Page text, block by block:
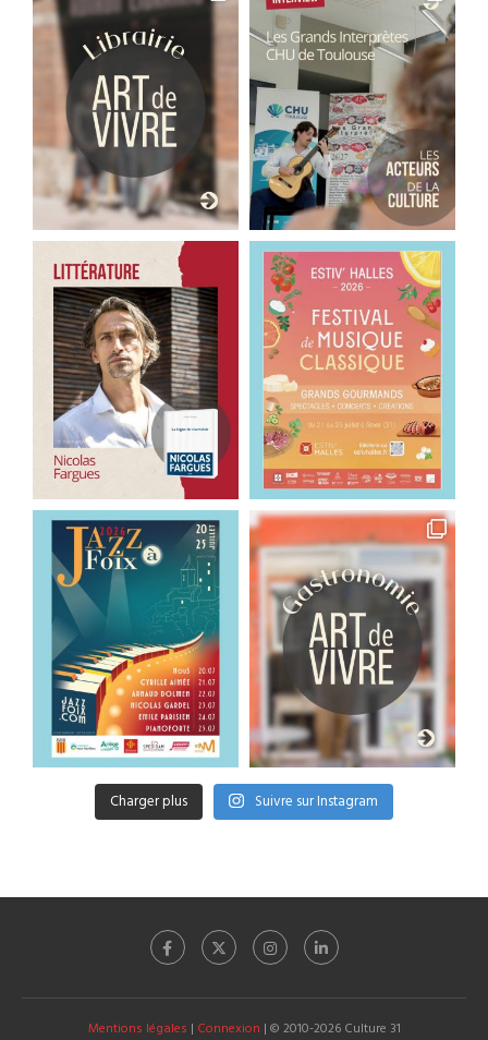
Charger plus Suivre sur Instagram
Mentions légales | Connexion | © 2010-2026 Culture 31